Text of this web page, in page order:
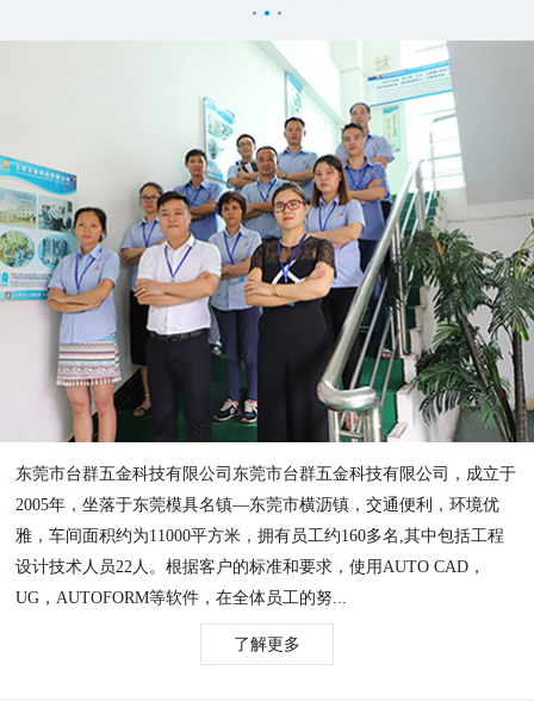
东莞市台群五金科技有限公司东莞市台群五金科技有限公司，成立于
2005年，坐落于东莞模具名镇—东莞市横沥镇，交通便利，环境优
雅，车间面积约为11000平方米，拥有员工约160多名,其中包括工程
设计技术人员22人。根据客户的标准和要求，使用AUTO CAD，
UG，AUTOFORM等软件，在全体员工的努...
了解更多